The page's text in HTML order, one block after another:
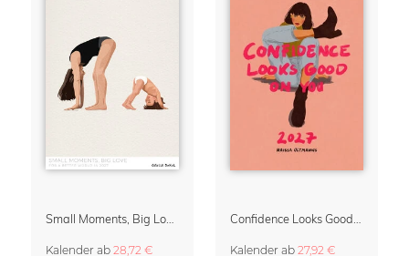
Kalender ab 28,72 €
Kalender ab 27,92 €